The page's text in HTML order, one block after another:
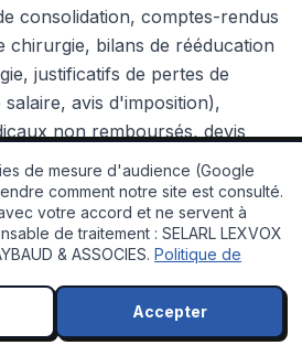
consolidation, comptes-rendus
chirurgie, bilans de rééducation
justificatifs de pertes de
avis d'imposition),
non remboursés, devis
et du véhicule, justificatifs de
personne, constat d'accident
tout élément attestant de
(attestations de
Votre avocat vous
dès le premier rendez-
de mesure d'audience (Google
comment notre site est consulté.
votre accord et ne servent à
de traitement : SELARL LEXVOX
& ASSOCIES. Politique de
Accepter
💬 À votre service !